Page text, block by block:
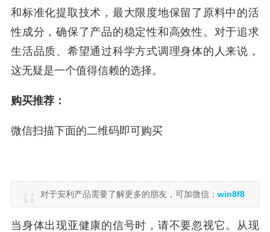
和标准化提取技术，最大限度地保留了原料中的活
性成分，确保了产品的稳定性和高效性。对于追求
生活品质、希望通过科学方式调理身体的人来说，
这无疑是一个值得信赖的选择。
购买推荐：
微信扫描下面的二维码即可购买
对于安利产品需要了解更多的朋友，可加微信： win8f8
当身体出现亚健康的信号时，请不要忽视它。从现